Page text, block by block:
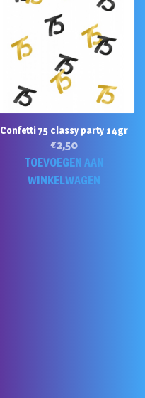
Confetti 75 classy party 14gr
€2,50
TOEVOEGEN AAN
WINKELWAGEN